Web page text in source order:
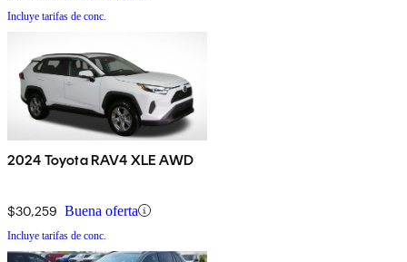
Incluye tarifas de conc.
2024 Toyota RAV4 XLE AWD
$30,259 Buena oferta
Incluye tarifas de conc.